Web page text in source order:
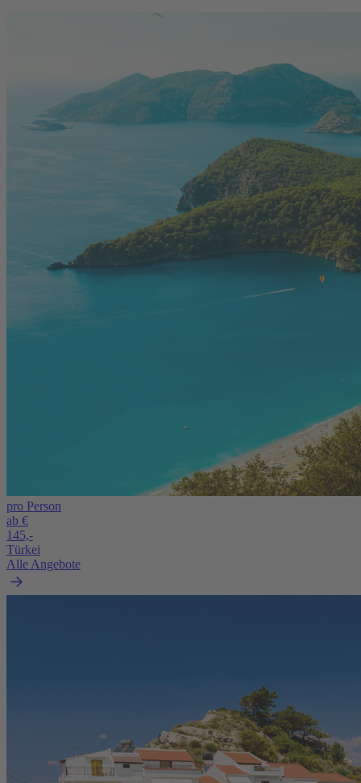
pro Person
ab €
145,-
Türkei
Alle Angebote